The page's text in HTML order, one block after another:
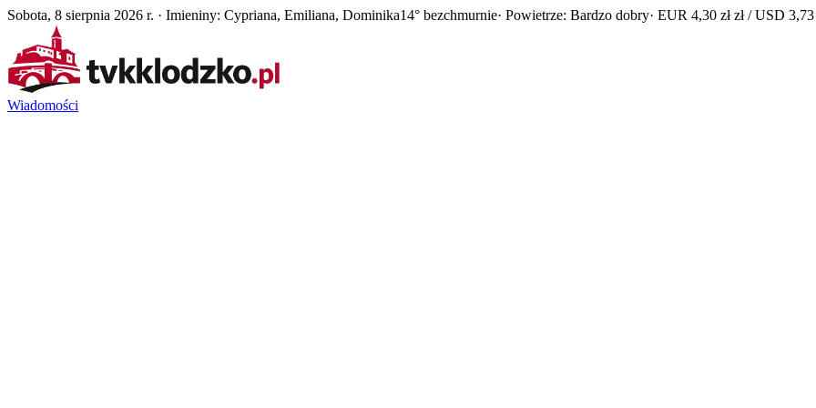
Sobota, 8 sierpnia 2026 r. · Imieniny: Cypriana, Emiliana, Dominika14° bezchmurnie· Powietrze: Bardzo dobry· EUR 4,30 zł zł / USD 3,73
Wiadomości